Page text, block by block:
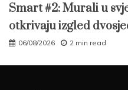
Smart #2: Murali u
otkrivaju izgled
06/08/2026 2 min read